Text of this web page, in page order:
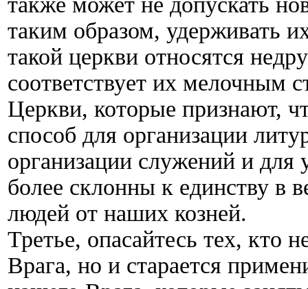
таким образом, удерживать
такой церкви относятся
соответствует их мелочным
Церкви, которые признают,
способ для организации
организации служений и для
более склонны к единству в
людей от наших козней.
Третье, опасайтесь тех, кто
Врага, но и старается